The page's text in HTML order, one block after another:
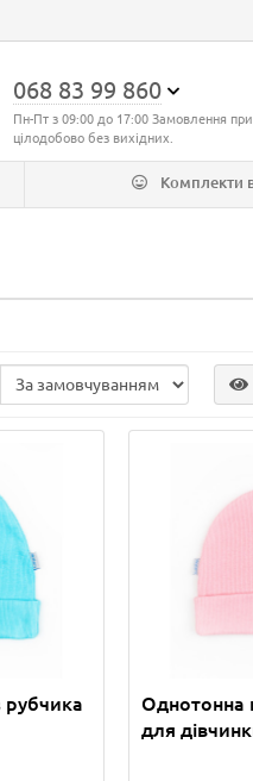
068 83 99 860
Пн-Пт з 09:00 до 17:00 Замовлення
цілодобово без вихідних.
Комплекти
Однотонна
для